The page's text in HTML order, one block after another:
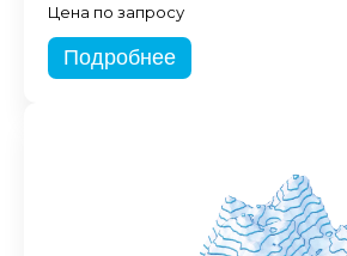
Цена по запросу
Подробнее